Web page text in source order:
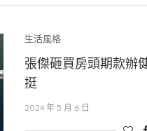
生活風格
張傑砸買房頭期款辦
挺
2024 年 5 月 6 日